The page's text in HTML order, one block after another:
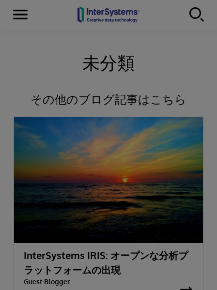
Skip to content
Menu
未分類
その他のブログ記事はこちら
InterSystems IRIS: オープンな分析プ
ラットフォームの出現
Guest Blogger